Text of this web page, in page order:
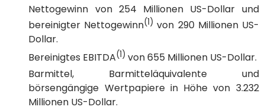
Nettogewinn von 254 Millionen US-Dollar und
bereinigter Nettogewinn(1) von 290 Millionen US-
Dollar.
Bereinigtes EBITDA(1) von 655 Millionen US-Dollar.
Barmittel, Barmitteläquivalente und
börsengängige Wertpapiere in Höhe von 3.232
Millionen US-Dollar.